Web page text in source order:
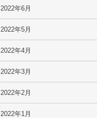
2022年6月
2022年5月
2022年4月
2022年3月
2022年2月
2022年1月